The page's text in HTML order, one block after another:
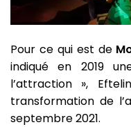
Pour ce qui est de
indiqué en 2019
l’attraction »,
transformation de
septembre 2021.